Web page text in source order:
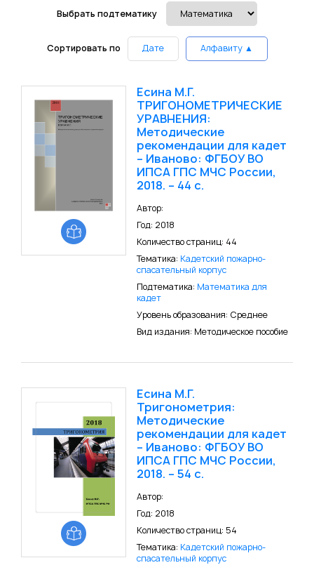
Выбрать подтематику
Сортировать по Дате Алфавиту ▲
Есина М.Г.
ТРИГОНОМЕТРИЧЕСКИЕ
УРАВНЕНИЯ:
Методические
рекомендации для кадет
– Иваново: ФГБОУ ВО
ИПСА ГПС МЧС России,
2018. – 44 с.
Автор:
Год: 2018
Количество страниц: 44
Тематика: Кадетский пожарно-
спасательный корпус
Подтематика: Математика для
кадет
Уровень образования: Среднее
Вид издания: Методическое пособие
Есина М.Г.
Тригонометрия:
Методические
рекомендации для кадет
– Иваново: ФГБОУ ВО
ИПСА ГПС МЧС России,
2018. – 54 с.
Автор:
Год: 2018
Количество страниц: 54
Тематика: Кадетский пожарно-
спасательный корпус